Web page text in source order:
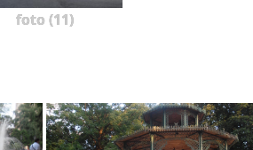
foto (11)